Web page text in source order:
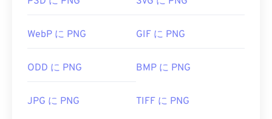
WebP に PNG GIF に PNG
ODD に PNG BMP に PNG
JPG に PNG TIFF に PNG